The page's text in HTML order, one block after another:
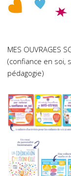
MES OUVRAGES
(confiance en soi,
pédagogie)